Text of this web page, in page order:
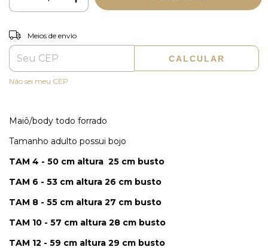
Entregas para o CEP:
Meios de envio
CALCULAR
Não sei meu CEP
Maiô/body todo forrado
Tamanho adulto possui bojo
TAM 4 - 50 cm altura 25 cm busto
TAM 6 - 53 cm altura 26 cm busto
TAM 8 - 55 cm altura 27 cm busto
TAM 10 - 57 cm altura 28 cm busto
TAM 12 - 59 cm altura 29 cm busto